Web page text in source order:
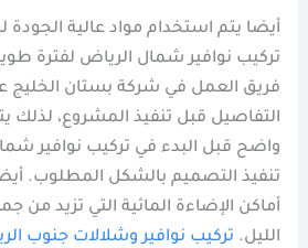
أيضا يتم استخدام مواد عالية
تركيب نوافير شمال الرياض لفترة
فريق العمل في شركة بستان الخليج
التفاصيل قبل تنفيذ المشروع، لذلك
واضح قبل البدء في تركيب نوافير
تنفيذ التصميم بالشكل المطلوب.
أماكن الإضاءة المائية التي تزيد من
الليل. تركيب نوافير وشلالات جنوب